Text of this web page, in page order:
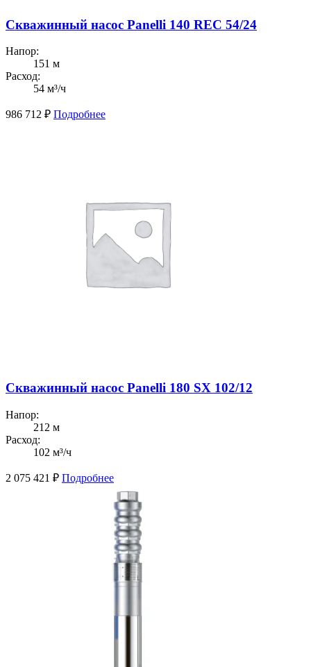
Скважинный насос Panelli 140 REC 54/24
Напор:
151 м
Расход:
54 м³/ч
986 712 ₽ Подробнее
Скважинный насос Panelli 180 SX 102/12
Напор:
212 м
Расход:
102 м³/ч
2 075 421 ₽ Подробнее